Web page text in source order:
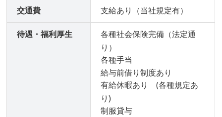
交通費 支給あり（当社規定有）
待遇・福利厚生
各種社会保険完備（法定通
り）
各種手当
給与前借り制度あり
有給休暇あり (各種規定あ
り)
制服貸与